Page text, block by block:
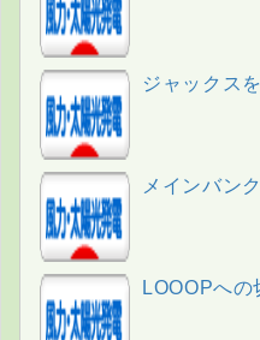
ジャックス
メインバン
LOOOPへの